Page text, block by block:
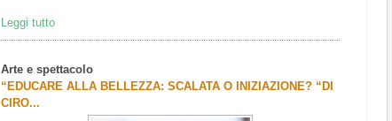
Leggi tutto
Arte e spettacolo
“EDUCARE ALLA BELLEZZA: SCALATA O INIZIAZIONE? “DI
CIRO...